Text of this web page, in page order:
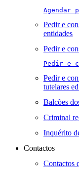
Agendar
Pedir e
entidades
Pedir e
Pedir e
Pedir e
tutelares
Balcões
Criminal
Inquérito
Contactos
Contactos